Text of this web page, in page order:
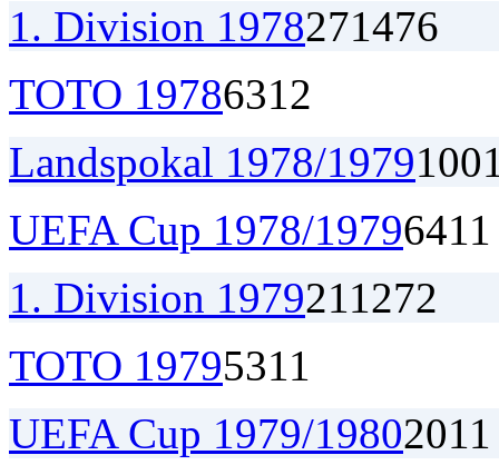
1. Division 1978271476
TOTO 19786312
Landspokal 1978/1979100
UEFA Cup 1978/19796411
1. Division 1979211272
TOTO 19795311
UEFA Cup 1979/19802011